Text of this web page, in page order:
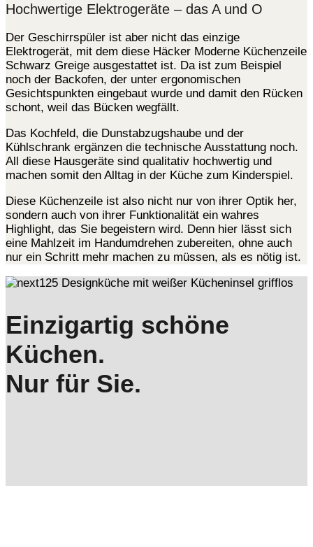
Hochwertige Elektrogeräte – das A und O
Der Geschirrspüler ist aber nicht das einzige
Elektrogerät, mit dem diese Häcker Moderne Küchenzeile
Schwarz Greige ausgestattet ist. Da ist zum Beispiel
noch der Backofen, der unter ergonomischen
Gesichtspunkten eingebaut wurde und damit den Rücken
schont, weil das Bücken wegfällt.
Das Kochfeld, die Dunstabzugshaube und der
Kühlschrank ergänzen die technische Ausstattung noch.
All diese Hausgeräte sind qualitativ hochwertig und
machen somit den Alltag in der Küche zum Kinderspiel.
Diese Küchenzeile ist also nicht nur von ihrer Optik her,
sondern auch von ihrer Funktionalität ein wahres
Highlight, das Sie begeistern wird. Denn hier lässt sich
eine Mahlzeit im Handumdrehen zubereiten, ohne auch
nur ein Schritt mehr machen zu müssen, als es nötig ist.
Einzigartig schöne
Küchen.
Nur für Sie.